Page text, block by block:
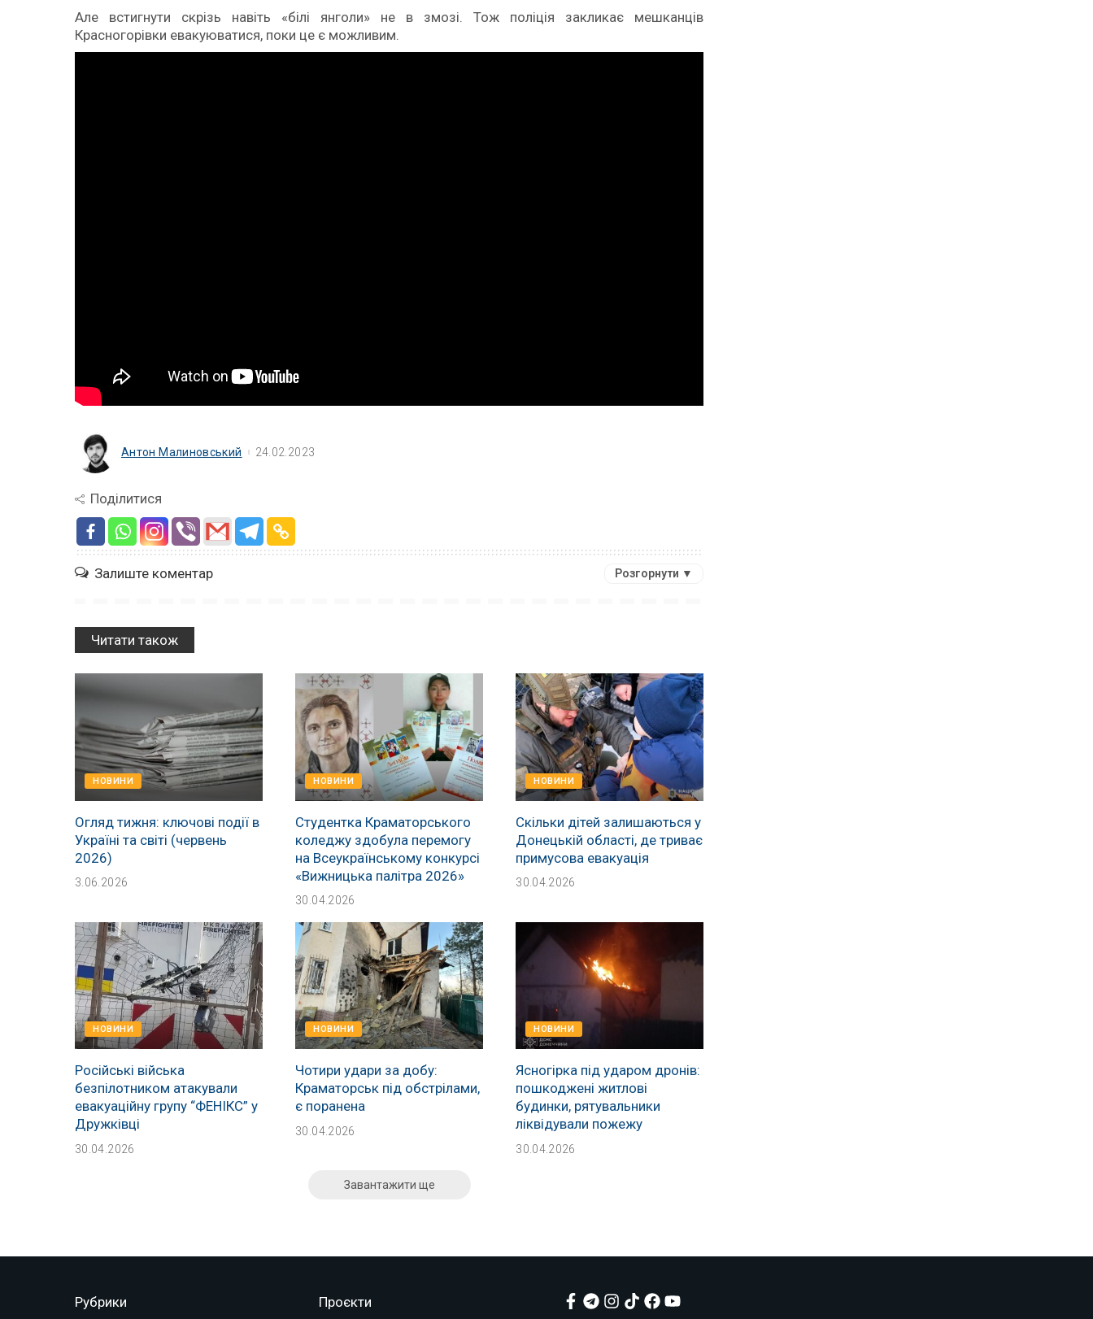
Але встигнути скрізь навіть «білі янголи» не в змозі. Тож поліція закликає мешканців
Красногорівки евакуюватися, поки це є можливим.
Антон Малиновський 24.02.2023
Поділитися
Залиште коментар Розгорнути ▼
Читати також
НОВИНИ
Огляд тижня: ключові події в
Україні та світі (червень
2026)
3.06.2026
НОВИНИ
Студентка Краматорського
коледжу здобула перемогу
на Всеукраїнському конкурсі
«Вижницька палітра 2026»
30.04.2026
НОВИНИ
Скільки дітей залишаються у
Донецькій області, де триває
примусова евакуація
30.04.2026
НОВИНИ
Російські війська
безпілотником атакували
евакуаційну групу “ФЕНІКС” у
Дружківці
30.04.2026
НОВИНИ
Чотири удари за добу:
Краматорськ під обстрілами,
є поранена
30.04.2026
НОВИНИ
Ясногірка під ударом дронів:
пошкоджені житлові
будинки, рятувальники
ліквідували пожежу
30.04.2026
Завантажити ще
Рубрики Проєкти